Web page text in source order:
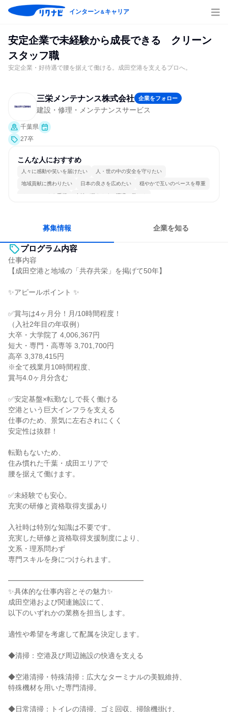
インターン＆キャリア
安定企業で未経験から成長できる クリーン
スタッフ職
安定企業・好待遇で腰を据えて働ける。成田空港を支えるプロへ。
三栄メンテナンス株式会社 企業をフォロー
建設・修理・メンテナンスサービス
千葉県
27卒
こんな人におすすめ
人々に感動や笑いを届けたい 人・世の中の安全を守りたい
地域貢献に携わりたい 日本の良さを広めたい 穏やかで互いのペースを尊重
チームワークを重視 女性が働きやすい環境で働ける
募集情報 企業を知る
プログラム内容
仕事内容
【成田空港と地域の「共存共栄」を掲げて50年】
✨アピールポイント ✨
✅賞与は4ヶ月分！月/10時間程度！
（入社2年目の年収例）
大卒・大学院了 4,006,367円
短大・専門・高専等 3,701,700円
高卒 3,378,415円
※全て残業月10時間程度、
賞与4.0ヶ月分含む
✅安定基盤×転勤なしで長く働ける
空港という巨大インフラを支える
仕事のため、景気に左右されにくく
安定性は抜群！
転勤もないため、
住み慣れた千葉・成田エリアで
腰を据えて働けます。
✅未経験でも安心。
充実の研修と資格取得支援あり
入社時は特別な知識は不要です。
充実した研修と資格取得支援制度により、
文系・理系問わず
専門スキルを身につけられます。
━━━━━━━━━━━━━━━━━━━
✨具体的な仕事内容とその魅力✨
成田空港および関連施設にて、
以下のいずれかの業務を担当します。
適性や希望を考慮して配属を決定します。
◆清掃：空港及び周辺施設の快適を支える
◆空港清掃・特殊清掃：広大なターミナルの美観維持、
特殊機材を用いた専門清掃。
◆日常清掃：トイレの清掃、ゴミ回収、掃除機掛け、